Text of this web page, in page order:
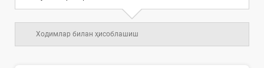
Ходимлар билан ҳисоблашиш